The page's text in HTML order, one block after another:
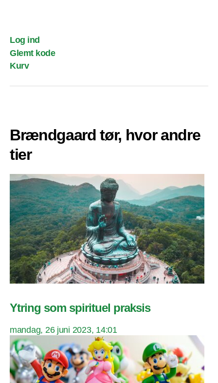
Log ind
Glemt kode
Kurv
Brændgaard tør, hvor andre
tier
Ytring som spirituel praksis
mandag, 26 juni 2023, 14:01